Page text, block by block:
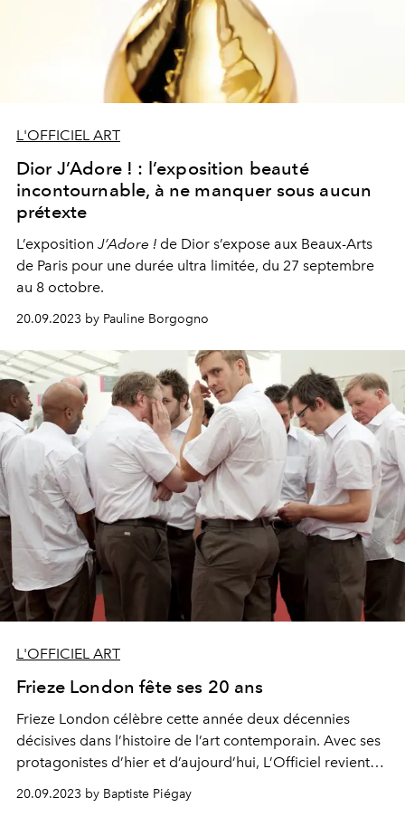
L'OFFICIEL ART
Dior J’Adore ! : l’exposition beauté
incontournable, à ne manquer sous aucun
prétexte
L’exposition J’Adore ! de Dior s’expose aux Beaux-Arts
de Paris pour une durée ultra limitée, du 27 septembre
au 8 octobre.
20.09.2023 by Pauline Borgogno
L'OFFICIEL ART
Frieze London fête ses 20 ans
Frieze London célèbre cette année deux décennies
décisives dans l’histoire de l’art contemporain. Avec ses
protagonistes d’hier et d’aujourd’hui, L’Officiel revient
sur 20 ans effervescents.
20.09.2023 by Baptiste Piégay